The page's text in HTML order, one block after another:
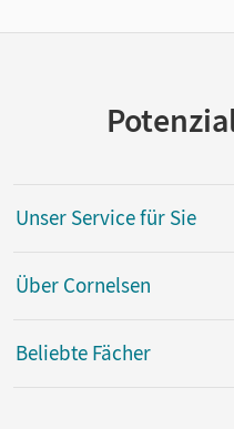
Unser Service für Sie
Über Cornelsen
Beliebte Fächer